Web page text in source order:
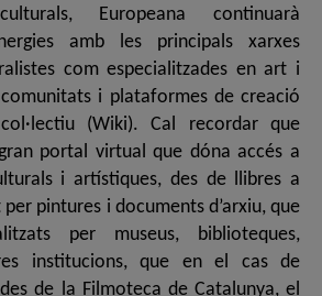
Europeana continuarà
amb les principals xarxes
com especialitzades en art i
i plataformes de creació
(Wiki). Cal recordar que
portal virtual que dóna accés a
i artístiques, des de llibres a
per pintures i documents d’arxiu, que
per museus, biblioteques,
institucions, que en el cas de
de la Filmoteca de Catalunya, el